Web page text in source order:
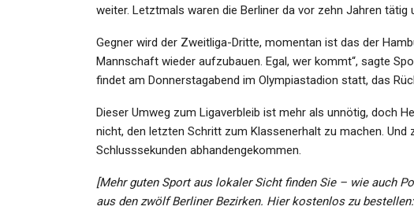
weiter. Letztmals waren die Berliner da vor zehn Jahren
Gegner wird der Zweitliga-Dritte, momentan ist das der
Mannschaft wieder aufzubauen. Egal, wer kommt“, sagte
findet am Donnerstagabend im Olympiastadion statt, das
Dieser Umweg zum Ligaverbleib ist mehr als unnötig, doch
nicht, den letzten Schritt zum Klassenerhalt zu machen. Und
Schlusssekunden abhandengekommen.
[Mehr guten Sport aus lokaler Sicht finden Sie – wie auch
aus den zwölf Berliner Bezirken. Hier kostenlos zu
Admin Oct 16, 2023
SPORT
2. Fußball-Bundesliga: Itten
Admin Nov 22, 2025